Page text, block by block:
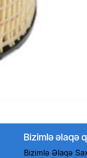
Bizimlə əlaqə
Bizimlə Əlaqə